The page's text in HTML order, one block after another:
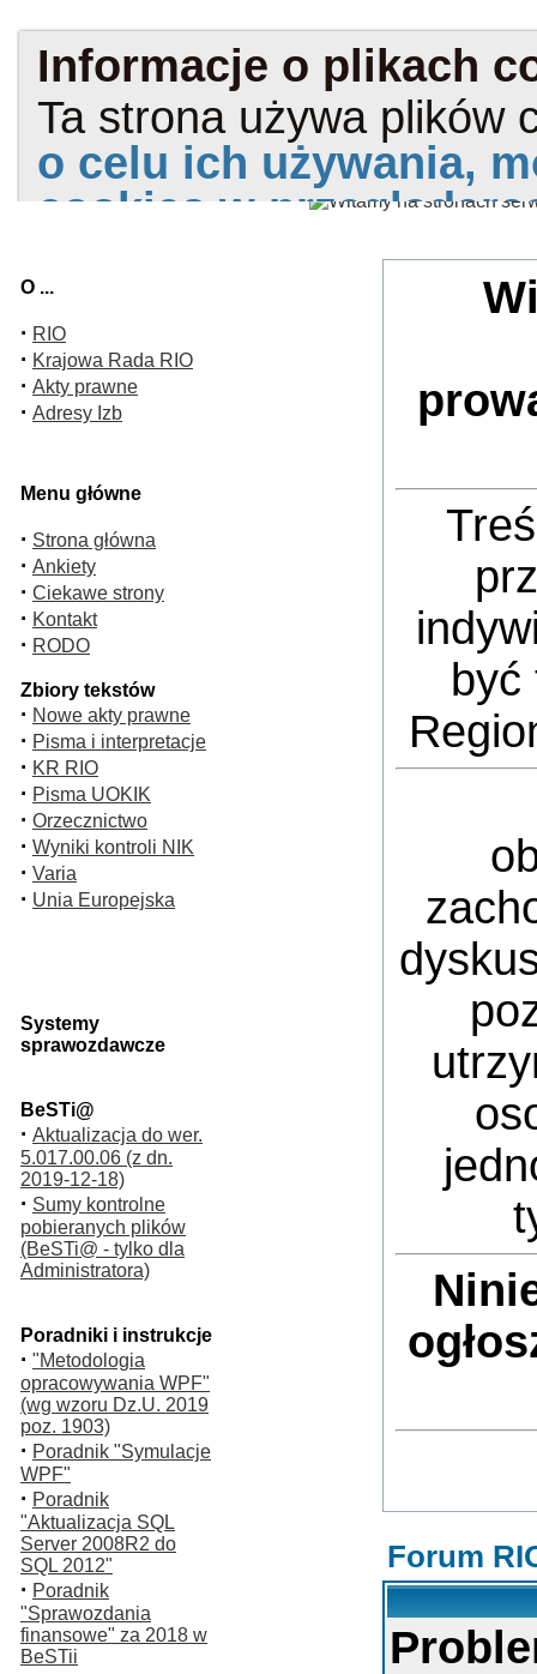
O ...
· RIO
· Krajowa Rada RIO
· Akty prawne
· Adresy Izb
Menu główne
· Strona główna
· Ankiety
· Ciekawe strony
· Kontakt
· RODO
Zbiory tekstów
· Nowe akty prawne
· Pisma i interpretacje
· KR RIO
· Pisma UOKIK
· Orzecznictwo
· Wyniki kontroli NIK
· Varia
· Unia Europejska
Systemy
sprawozdawcze
BeSTi@
· Aktualizacja do wer.
5.017.00.06 (z dn.
2019-12-18)
· Sumy kontrolne
pobieranych plików
(BeSTi@ - tylko dla
Administratora)
Poradniki i instrukcje
· "Metodologia
opracowywania WPF"
(wg wzoru Dz.U. 2019
poz. 1903)
· Poradnik "Symulacje
WPF"
· Poradnik
"Aktualizacja SQL
Server 2008R2 do
SQL 2012"
· Poradnik
"Sprawozdania
finansowe" za 2018 w
BeSTii
Forum